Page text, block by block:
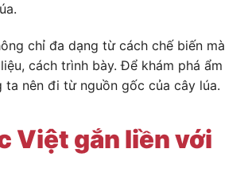
chỉ đa dạng từ cách chế biến mà
cách trình bày. Để khám phá ẩm
ta nên đi từ nguồn gốc của cây lúa.
Việt gắn liền với